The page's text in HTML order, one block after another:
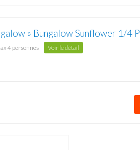
» Bungalow Sunflower 1/4
4 personnes Voir le détail